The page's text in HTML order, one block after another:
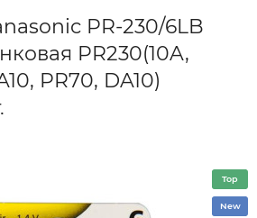
PR-230/6LB
PR230(10A,
PR70, DA10)
Top
New